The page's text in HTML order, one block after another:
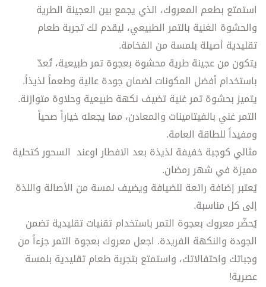
استمتع بطعم المعروك، الذي يجمع بين العجينة الطرية
والحشوة الغنية بالتمر الطبيعي، ليقدم لك تجربة طعام
تقليدية أصيلة بلمسة من الفخامة.
يتكون من عجينة طرية محشوة بعجوة تمر طبيعية، تُعدّ
باستخدام أفضل المكونات لضمان جودة عالية وطعماً لذيذاً.
يتميز بحشوة تمر غنية تضيف نكهة طبيعية وحلاوة متوازنة.
التمر غني بالفيتامينات والمعادن، مما يجعله خياراً صحياً
ومفيداً للطاقة العامة.
مثالي كوجبة خفيفة لذيذة بعد الافطار اوعند السحور كتحلية
مميزة في شهر رمضان.
يُعتبر إضافة رائعة للضيافة ويضيف لمسة من الأصالة واللذة
إلى كل مناسبة.
يُحضّر معروك بعجوة التمر باستخدام تقنيات تقليدية تضمن
الجودة والنكهة الفريدة. اجعل معروك بعجوة التمر جزءاً من
وجباتك واحتفالاتك، واستمتع بتجربة طعام تقليدية بلمسة
عصرية!